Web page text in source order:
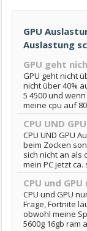
GPU
Auslastung
GPU geht
GPU geht nicht
nicht über 40%
5 4500 und
meine cpu auf
CPU UND
CPU UND GPU
beim Zocken
sich nicht an als
mein PC jetzt ca.
CPU und
CPU und GPU
Frage, Fortnite
obwohl meine
5600g 16gb ram